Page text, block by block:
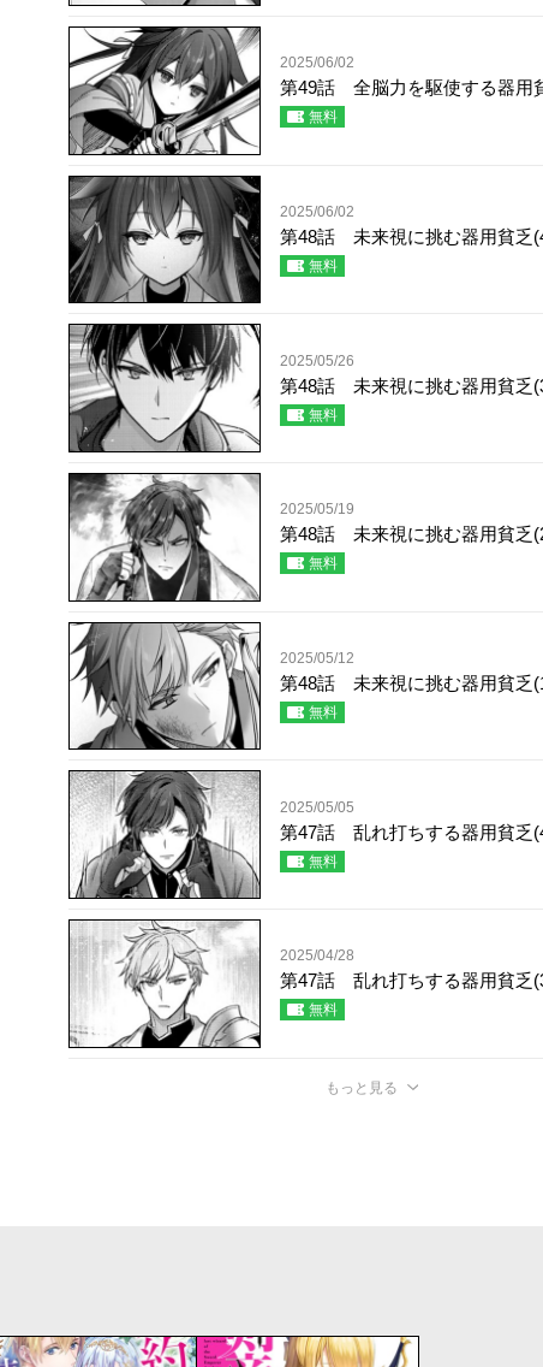
2025/06/02
第49話 全脳力を駆使する器用
無料
2025/06/02
第48話 未来視に挑む器用貧乏
無料
2025/05/26
第48話 未来視に挑む器用貧乏
無料
2025/05/19
第48話 未来視に挑む器用貧乏
無料
2025/05/12
第48話 未来視に挑む器用貧乏
無料
2025/05/05
第47話 乱れ打ちする器用貧乏
無料
2025/04/28
第47話 乱れ打ちする器用貧乏
無料
もっと見る